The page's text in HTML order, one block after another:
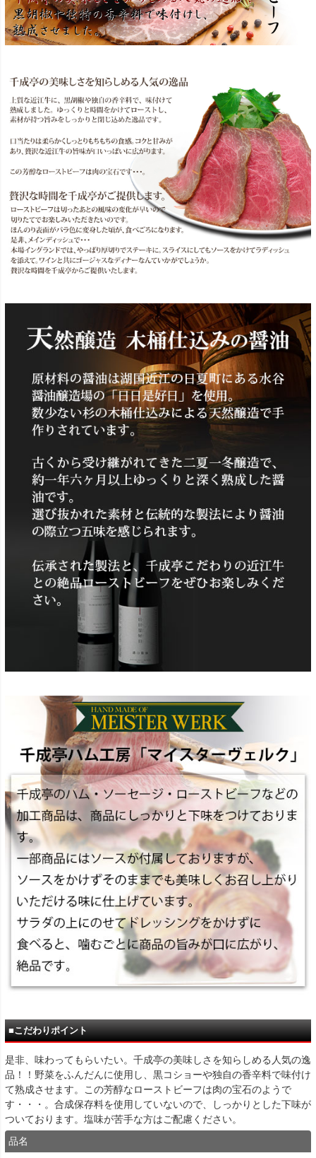
■こだわりポイント
是非、味わってもらいたい。千成亭の美味しさを知らしめる人気の逸
品！！野菜をふんだんに使用し、黒コショーや独自の香辛料で味付け
て熟成させます。この芳醇なローストビーフは肉の宝石のようで
す・・・。合成保存料を使用していないので、しっかりとした下味が
ついております。塩味が苦手な方はご配慮ください。
品名